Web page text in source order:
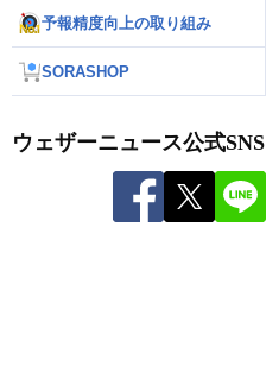
予報精度向上の取り組み
SORASHOP
ウェザーニュース公式SNS